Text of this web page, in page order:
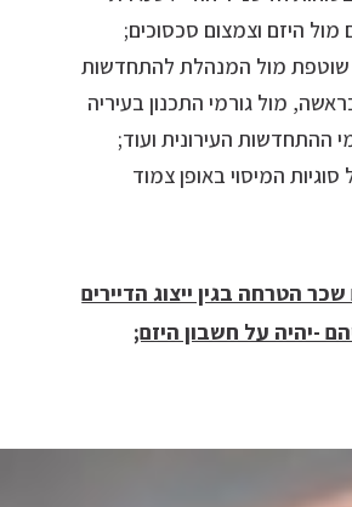
מול היזם וצמצום סכסוכים;
שוטפת מול המנהלת להתחדשות
מול גורמי התכנון בעיריה
ההתחדשות העירונית ועוד;
סוגיות המיסוי באופן צמוד
הטרחה בגין ייצוג הדיירים
-יהיה על חשבון היזם;